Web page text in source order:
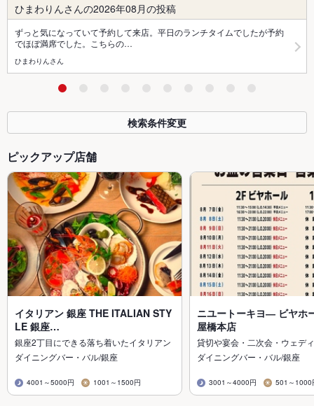
ひまわりんさんの2026年08月の投稿
ずっと気になっていて予約して来店。平日のランチタイムでしたが予約
でほぼ満席でした。こちらの…
ひまわりんさん
検索条件変更
ピックアップ店舗
イタリアン 銀座 THE ITALIAN STY
LE 銀座…
銀座2丁目にできる落ち着いたイタリアン
ダイニングバー・バル/銀座
4001～5000円 1001～1500円
ニユートーキヨ― ビヤホ
屋橋本店
貸切や宴会・二次会・ウェデ
ダイニングバー・バル/銀座
3001～4000円 501～1000